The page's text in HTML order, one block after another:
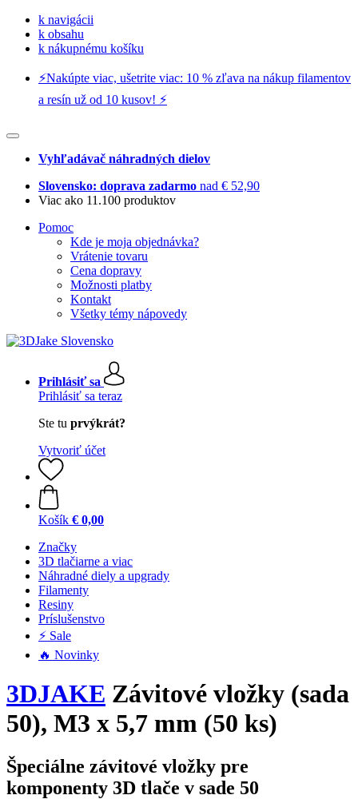
k navigácii
k obsahu
k nákupnému košíku
⚡️Nakúpte viac, ušetrite viac: 10 % zľava na nákup filamentov
a resín už od 10 kusov! ⚡️
Vyhľadávač náhradných dielov
Slovensko: doprava zadarmo nad € 52,90
Viac ako 11.100 produktov
Pomoc
Kde je moja objednávka?
Vrátenie tovaru
Cena dopravy
Možnosti platby
Kontakt
Všetky témy nápovedy
Prihlásiť sa
Prihlásiť sa teraz
Ste tu prvýkrát?
Vytvoriť účet
Košík € 0,00
Značky
3D tlačiarne a viac
Náhradné diely a upgrady
Filamenty
Resiny
Príslušenstvo
⚡ Sale
🔥 Novinky
3DJAKE Závitové vložky (sada
50), M3 x 5,7 mm (50 ks)
Špeciálne závitové vložky pre
komponenty 3D tlače v sade 50